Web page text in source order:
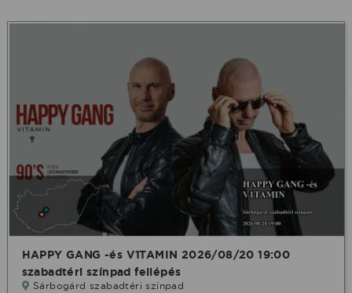
HAPPY GANG -és V1TAMIN 2026/08/20 19:00
szabadtéri színpad fellépés
Sárbogárd szabadtéri színpad